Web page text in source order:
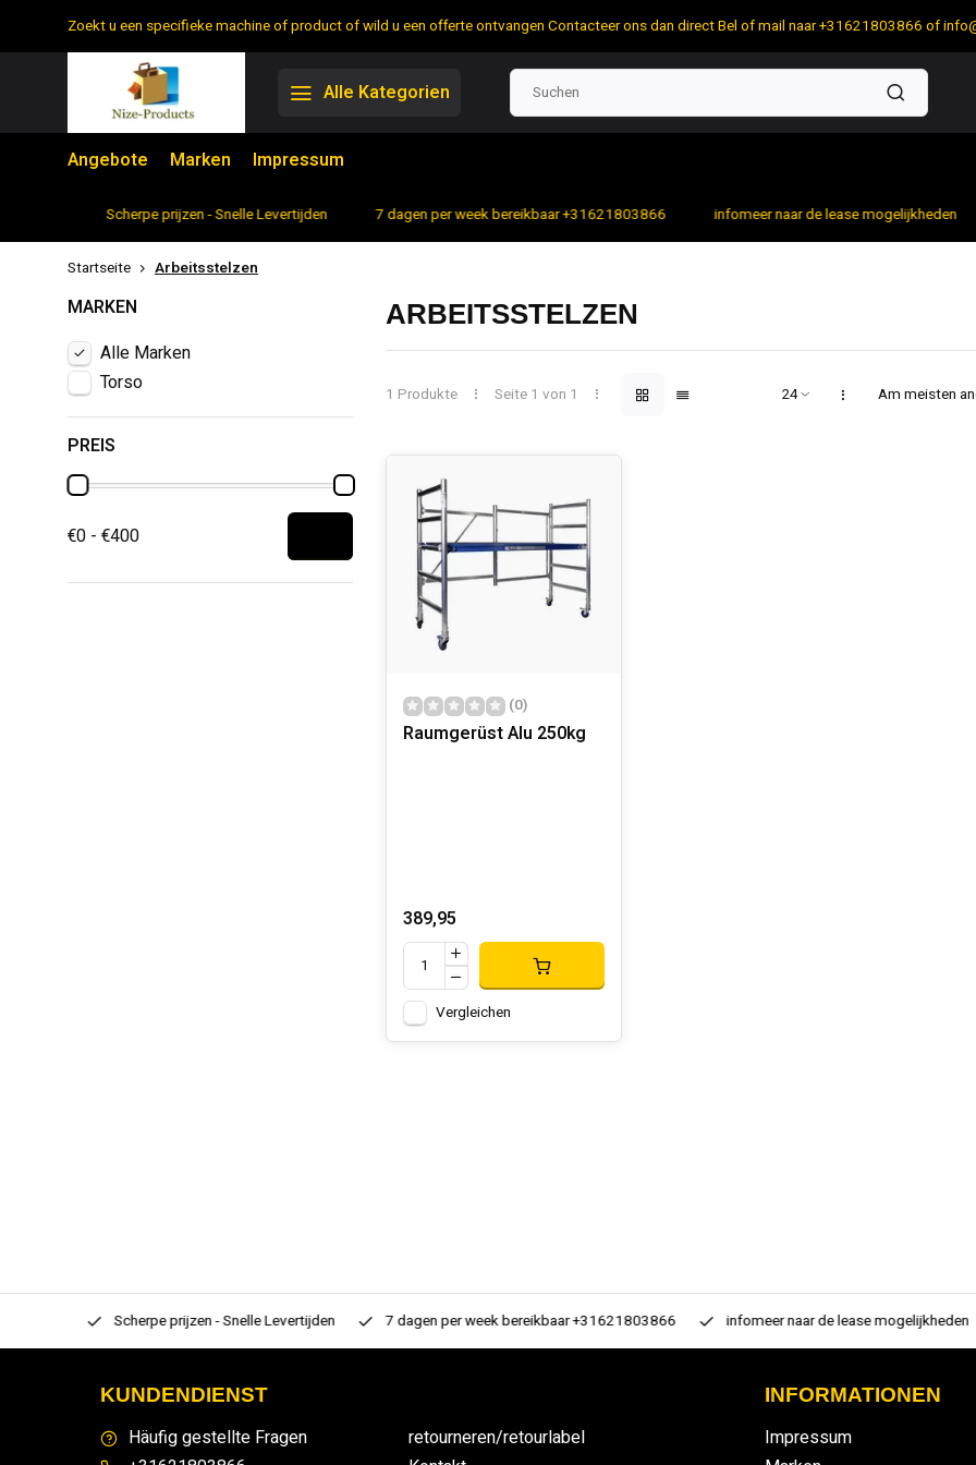
Zoekt u een specifieke machine of product of wild u een offerte ontvangen Contacteer ons dan direct Bel of mail naar +31621803866 of
Alle Kategorien
Angebote Marken Impressum
Scherpe prijzen - Snelle Levertijden 7 dagen per week bereikbaar +31621803866 infomeer naar de lease mogelijkheden
Startseite Arbeitsstelzen
MARKEN
Alle Marken
Torso
PREIS
€0 - €400
ARBEITSSTELZEN
1 Produkte Seite 1 von 1 Am meisten
(0)
Raumgerüst Alu 250kg
389,95
Vergleichen
Scherpe prijzen - Snelle Levertijden 7 dagen per week bereikbaar +31621803866 infomeer naar de lease mogelijkheden
KUNDENDIENST
Häufig gestellte Fragen
retourneren/retourlabel
INFORMATIONEN
Impressum